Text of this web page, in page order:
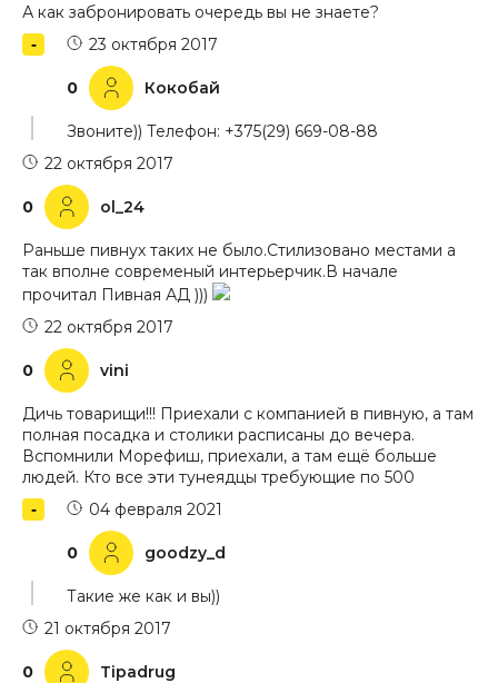
А как забронировать очередь вы не знаете?
0 Кокобай
23 октября 2017
Звоните)) Телефон: +375(29) 669-08-88
0 ol_24
22 октября 2017
Раньше пивнух таких не было.Стилизовано местами а
так вполне современый интерьерчик.В начале
прочитал Пивная АД )))
0 vini
22 октября 2017
Дичь товарищи!!! Приехали с компанией в пивную, а там
полная посадка и столики расписаны до вечера.
Вспомнили Морефиш, приехали, а там ещё больше
людей. Кто все эти тунеядцы требующие по 500
0 goodzy_d
04 февраля 2021
Такие же как и вы))
0 Tipadrug
21 октября 2017